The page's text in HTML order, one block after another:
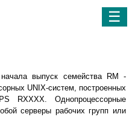
☰
выпуск семейства RM -
UNIX-систем, построенных
RXXXX. Однопроцессорные
серверы рабочих групп или